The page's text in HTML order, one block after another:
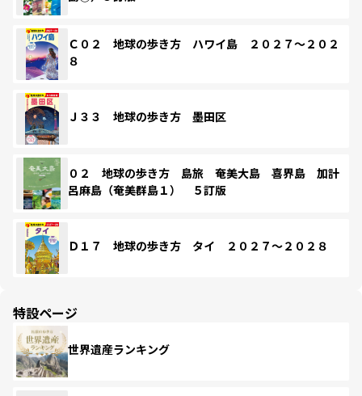
Ｃ０２ 地球の歩き方 ハワイ島 ２０２７～２０２
８
Ｊ３３ 地球の歩き方 墨田区
０２ 地球の歩き方 島旅 奄美大島 喜界島 加計
呂麻島（奄美群島１） ５訂版
Ｄ１７ 地球の歩き方 タイ ２０２７～２０２８
特設ページ
世界遺産ランキング